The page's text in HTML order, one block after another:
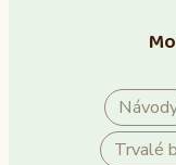
Trvalé